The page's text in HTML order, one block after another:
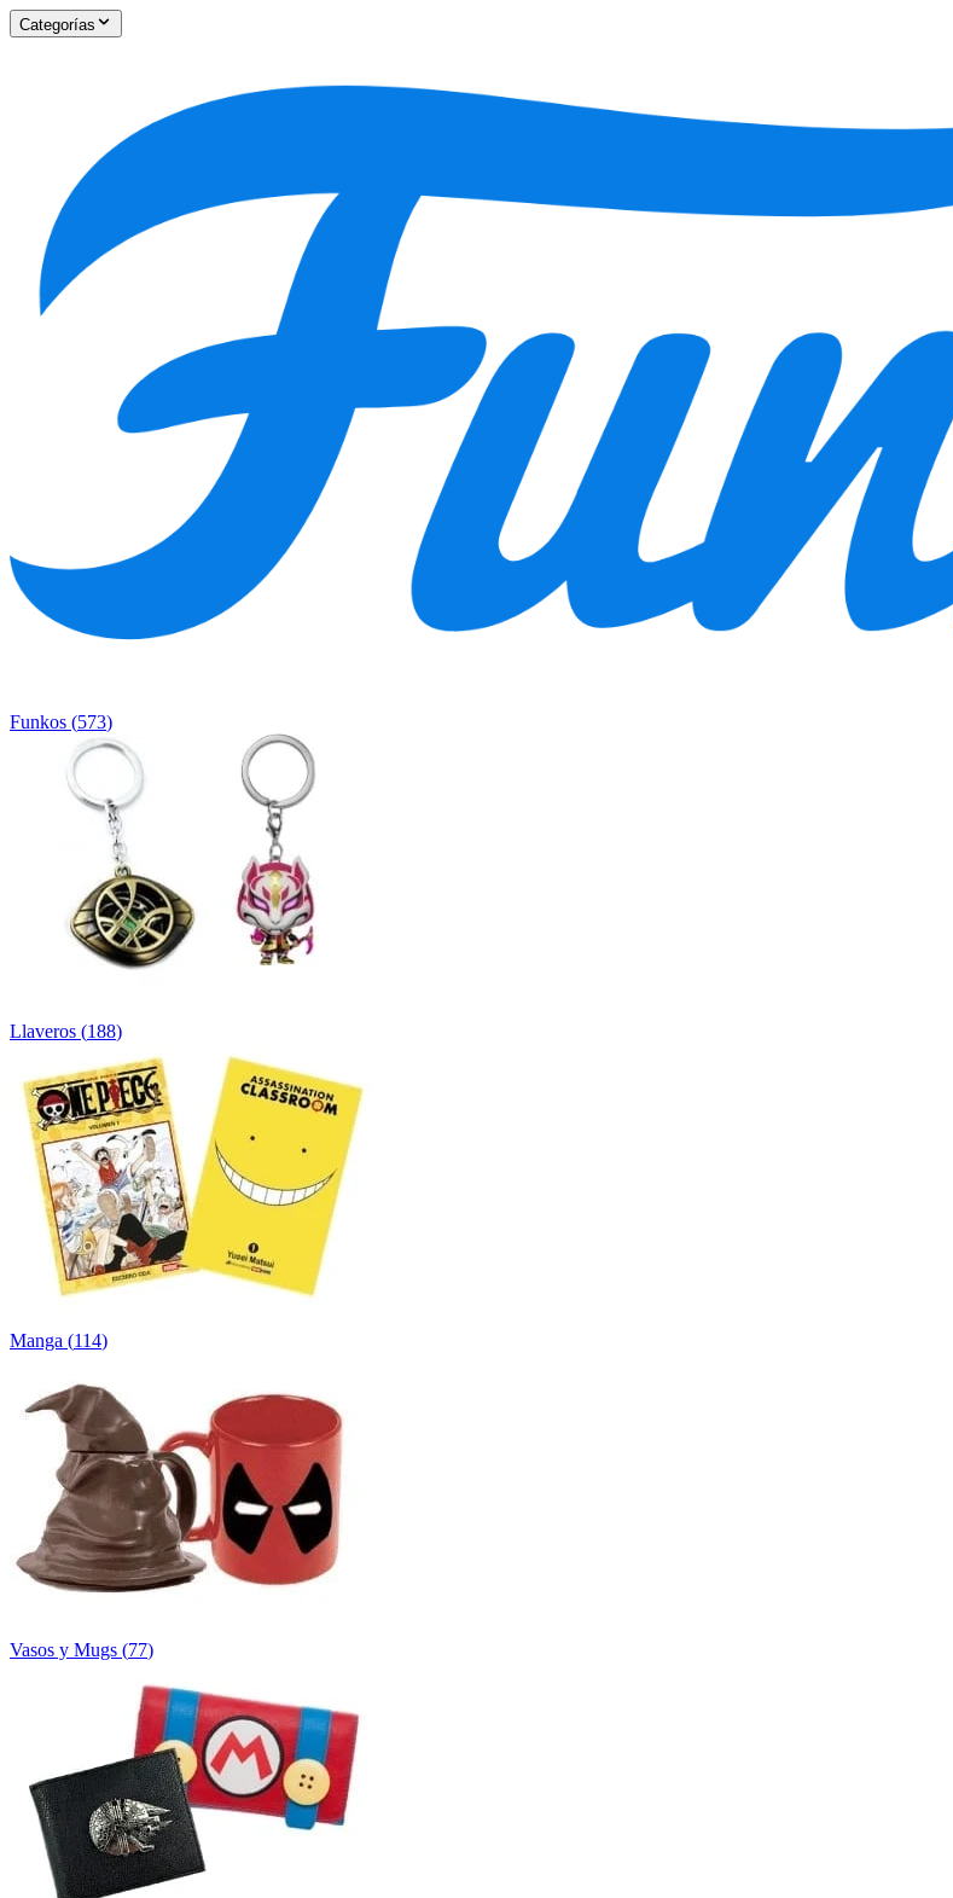
Categorías
Funkos (573)
Llaveros (188)
Manga (114)
Vasos y Mugs (77)